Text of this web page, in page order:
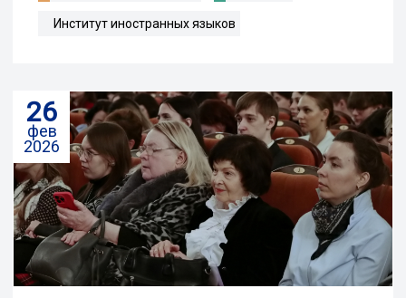
Институт иностранных языков
26
фев
2026